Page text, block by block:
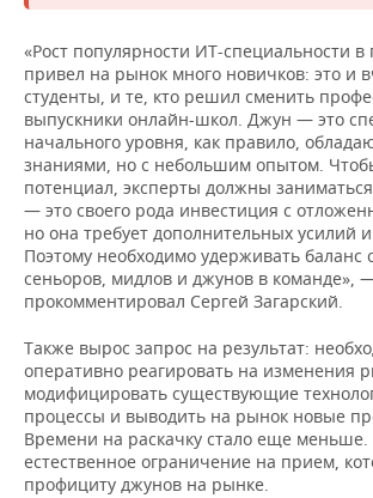
«Рост популярности ИТ-специальности в
привел на рынок много новичков: это и
студенты, и те, кто решил сменить
выпускники онлайн-школ. Джун — это
начального уровня, как правило,
знаниями, но с небольшим опытом.
потенциал, эксперты должны
— это своего рода инвестиция с
но она требует дополнительных усилий
Поэтому необходимо удерживать баланс
сеньоров, мидлов и джунов в команде»,
прокомментировал Сергей Загарский.
Также вырос запрос на результат:
оперативно реагировать на изменения
модифицировать существующие
процессы и выводить на рынок новые
Времени на раскачку стало еще
естественное ограничение на прием,
профициту джунов на рынке.